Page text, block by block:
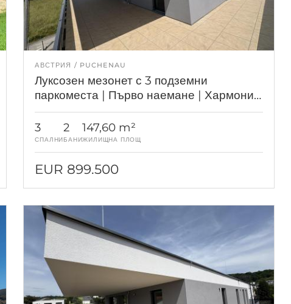
АВСТРИЯ PUCHENAU
Луксозен мезонет с 3 подземни
паркоместа | Първо наемане | Хармония
Пухенау
3
СПАЛНИ
2
БАНИ
147,60 m²
ЖИЛИЩНА ПЛОЩ
EUR 899.500